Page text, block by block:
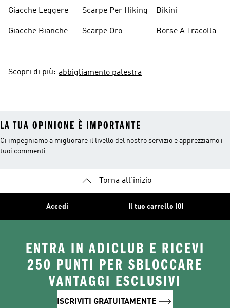
Giacche Leggere
Giacche Bianche
Scarpe Per Hiking
Scarpe Oro
Bikini
Borse A Tracolla
Scopri di più: abbigliamento palestra
LA TUA OPINIONE È IMPORTANTE
Ci impegniamo a migliorare il livello del nostro servizio e apprezziamo i
tuoi commenti
Torna all'inizio
Accedi Il tuo carrello (0)
ENTRA IN ADICLUB E RICEVI
250 PUNTI PER SBLOCCARE
VANTAGGI ESCLUSIVI
ISCRIVITI GRATUITAMENTE